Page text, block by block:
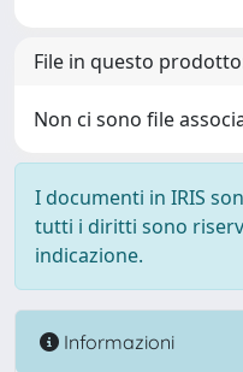
File in questo
Non ci sono file
I documenti in IRIS
tutti i diritti sono
indicazione.
Informazioni